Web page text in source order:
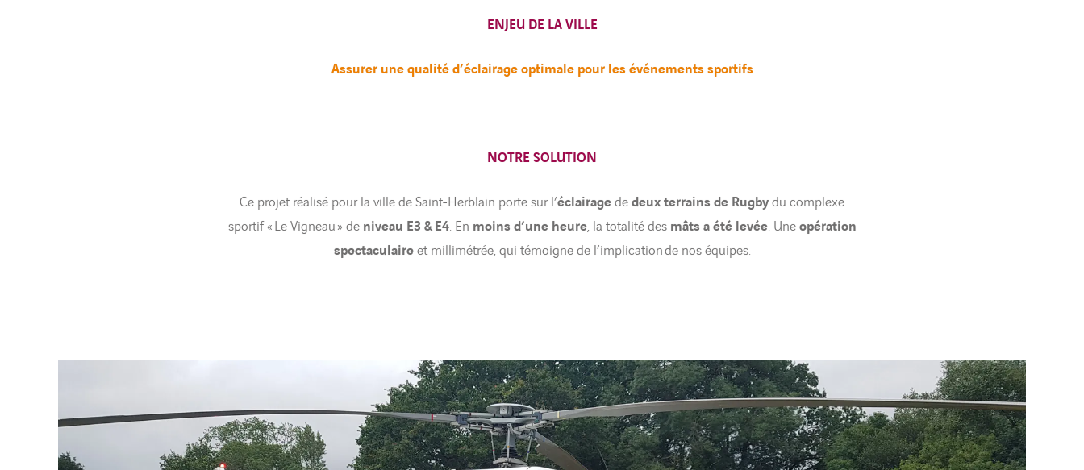
ENJEU DE LA VILLE
Assurer une qualité d’éclairage optimale pour les événements sportifs
NOTRE SOLUTION
Ce projet réalisé pour la ville de Saint-Herblain porte sur l’éclairagededeux terrains de Rugbydu complexe
sportif « Le Vigneau » deniveau E3 & E4. En moins d’une heure, la totalité des mâts a été levée. Uneopération
spectaculaireet millimétrée, qui témoigne de l’implication de nos équipes.